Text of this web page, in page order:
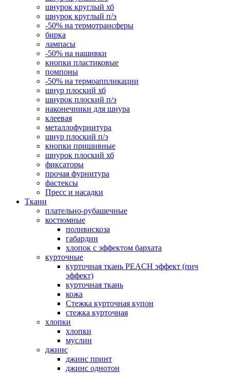
шнурок круглый хб
шнурок круглый п/э
-50% на термотрансферы
бирка
лампасы
-50% на нашивки
кнопки пластиковые
помпоны
-50% на термоаппликации
шнур плоский хб
шнурок плоский п/э
наконечники для шнура
клеевая
металлофурнитура
шнур плоский п/э
кнопки пришивные
шнурок плоский хб
фиксаторы
прочая фурнитура
фастексы
Пресс и насадки
Ткани
плательно-рубашечные
костюмные
поливискоза
габардин
хлопок с эффектом бархата
курточные
курточная ткань PEACH эффект (пич
эффект)
курточная ткань
кожа
Стежка курточная купон
стежка курточная
хлопки
хлопки
муслин
джинс
джинс принт
джинс однотон